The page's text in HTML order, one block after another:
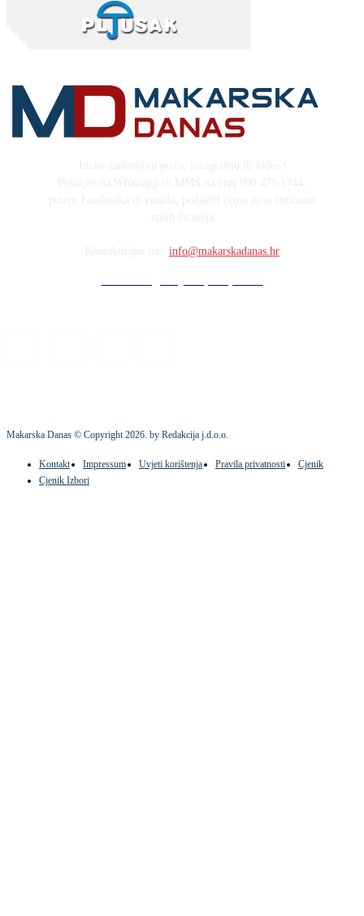
info@makarskadanas.hr
Makarska Danas © Copyright2026. by Redakcija j.d.o.o.
Kontakt Impressum Uvjeti korištenja Pravila privatnosti
Cjenik
Cjenik Izbori